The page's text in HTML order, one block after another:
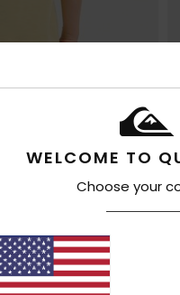
WELCOME TO
Choose your